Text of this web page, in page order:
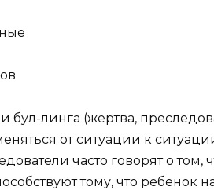
бул-линга (жертва,
от ситуации к
часто говорят о том,
тому, что ребенок